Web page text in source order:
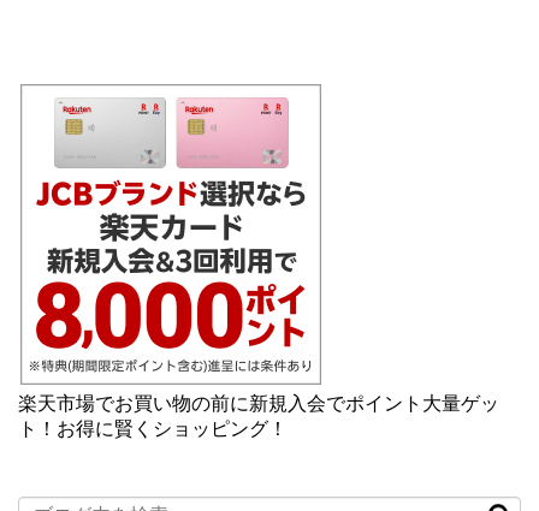
楽天市場でお買い物の前に新規入会でポイント大量ゲッ
ト！お得に賢くショッピング！